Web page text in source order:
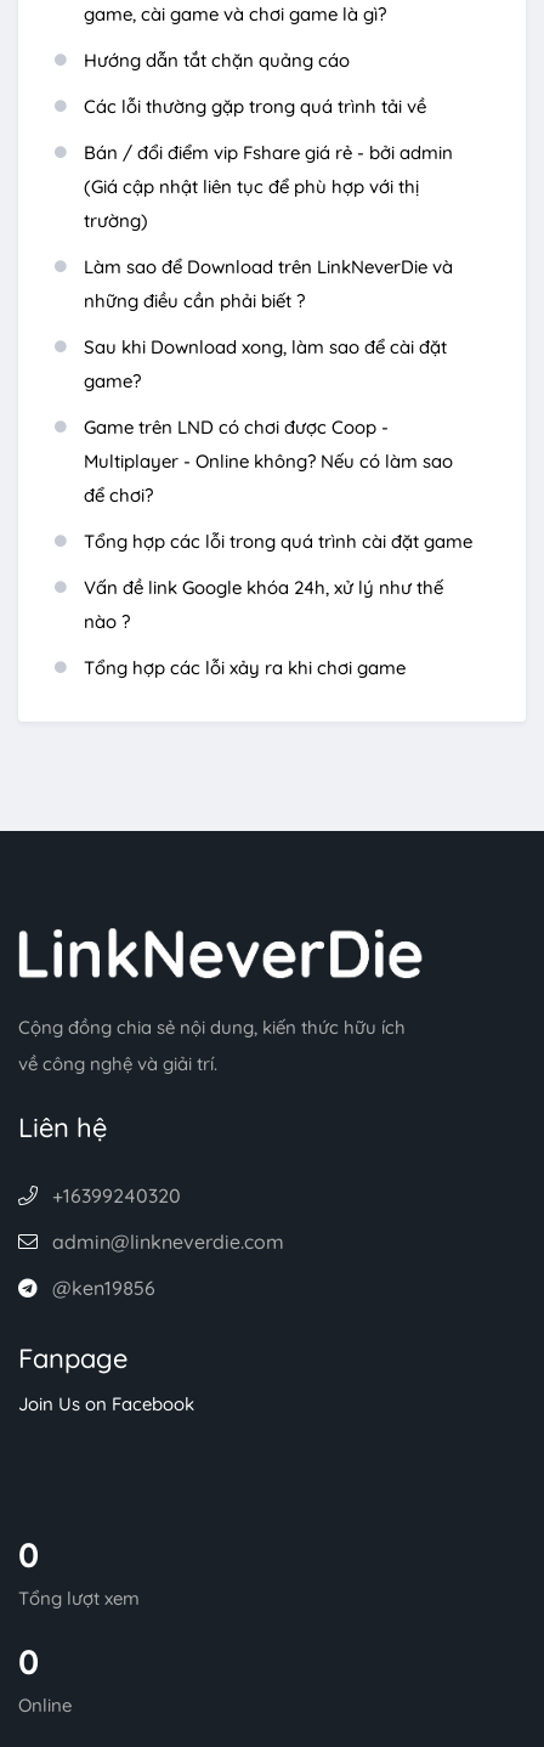
game, cài game và chơi game là gì?
Hướng dẫn tắt chặn quảng cáo
Các lỗi thường gặp trong quá trình tải về
Bán / đổi điểm vip Fshare giá rẻ - bởi admin
(Giá cập nhật liên tục để phù hợp với thị
trường)
Làm sao để Download trên LinkNeverDie và
những điều cần phải biết ?
Sau khi Download xong, làm sao để cài đặt
game?
Game trên LND có chơi được Coop -
Multiplayer - Online không? Nếu có làm sao
để chơi?
Tổng hợp các lỗi trong quá trình cài đặt game
Vấn đề link Google khóa 24h, xử lý như thế
nào ?
Tổng hợp các lỗi xảy ra khi chơi game
Cộng đồng chia sẻ nội dung, kiến thức hữu ích
về công nghệ và giải trí.
Liên hệ
+16399240320
admin@linkneverdie.com
@ken19856
Fanpage
Join Us on Facebook
0
Tổng lượt xem
0
Online